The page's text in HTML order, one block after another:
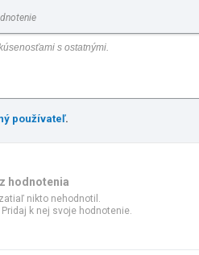
používateľ.
hodnotenia
nikto nehodnotil.
Pridaj k nej svoje hodnotenie.